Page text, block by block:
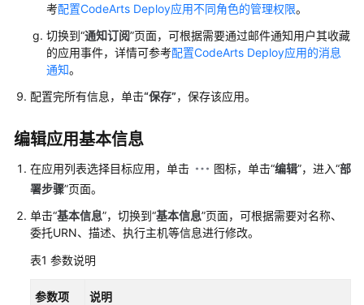
建
CodeArts
Deploy
应
用
定
义
模
板
建
Deploy
考配置CodeArts Deploy应用不同角色的管理权限。
切换到“通知订阅”页面，可根据需要通过邮件通知用户其收藏
的应用事件，详情可参考配置CodeArts Deploy应用的消息
通知。
配置完所有信息，单击“保存”，保存该应用。
编辑应用基本信息
在应用列表选择目标应用，单击 图标，单击“编辑”，进入“部
署步骤”页面。
单击“基本信息”，切换到“基本信息”页面，可根据需要对名称、
委托URN、描述、执行主机等信息进行修改。
表1 参数说明
参数项 说明